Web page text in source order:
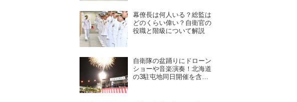
幕僚長は何人いる？総監は
どのくらい偉い？自衛官の
役職と階級について解説
自衛隊の盆踊りにドローン
ショーや音楽演奏！北海道
の3駐屯地同日開催を含